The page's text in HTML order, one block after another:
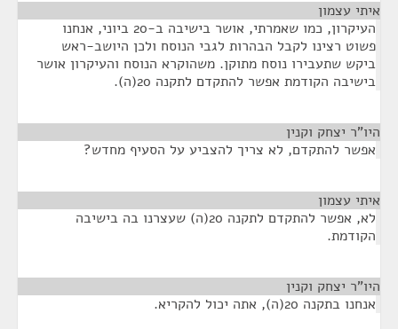
איתי עצמון
העיקרון, כמו שאמרתי, אושר בישיבה ב-20 ביוני, אנחנו
פשוט רצינו לקבל הבהרות לגבי הנוסח ולכן היושב-ראש
ביקש שתעבירו נוסח מתוקן. משהוקרא הנוסח והעיקרון אושר
בישיבה הקודמת אפשר להתקדם לתקנה 20(ה).
היו"ר יצחק וקנין
אפשר להתקדם, לא צריך להצביע על הסעיף מחדש?
איתי עצמון
לא, אפשר להתקדם לתקנה 20(ה) שעצרנו בה בישיבה
הקודמת.
היו"ר יצחק וקנין
אנחנו בתקנה 20(ה), אתה יכול להקריא.